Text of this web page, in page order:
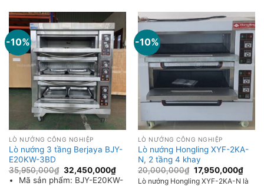
-10%
LÒ NƯỚNG CÔNG NGHIỆP
Lò nướng 3 tầng Berjaya BJY-
E20KW-3BD
35,950,000₫ 32,450,000₫
Mã sản phẩm: BJY-E20KW-
-10%
LÒ NƯỚNG CÔNG NGHIỆP
Lò nướng Hongling XYF-2KA-
N, 2 tầng 4 khay
20,000,000₫ 17,950,000₫
Lò nướng Hongling XYF-2KA-N là